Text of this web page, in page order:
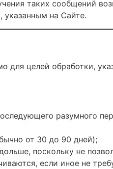
таких сообщений
указанным на Сайте.
для целей обработки,
разумного
от 30 до 90 дней);
поскольку не
если иное не